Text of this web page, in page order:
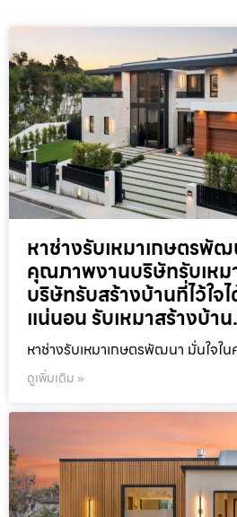
หาช่างรับเหมาเกษตรพัฒ
คุณภาพงานบริษัทรับเหม
บริษัทรับสร้างบ้านที่ไว้ใจ
แน่นอน รับเหมาสร้างบ้า
หาช่างรับเหมาเกษตรพัฒนา มั่นใจใ
ดูเพิ่มเติม »